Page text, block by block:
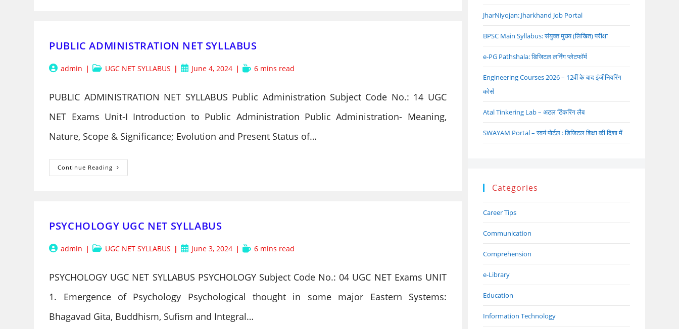
PUBLIC ADMINISTRATION NET SYLLABUS
Postadmin
PostUGC NET SYLLABUS
PostJune 4, 2024
Reading
6 mins read
PUBLIC ADMINISTRATION NET SYLLABUS Public Administration Subject Code No.: 14 UGC
NET Exams Unit-I Introduction to Public Administration Public Administration- Meaning,
Nature, Scope & Significance; Evolution and Present Status of…
Continue Reading PUBLIC
ADMINISTRATION
PSYCHOLOGY UGC NET SYLLABUS
Postadmin
PostUGC NET SYLLABUS
PostJune 3, 2024
Reading
6 mins read
PSYCHOLOGY UGC NET SYLLABUS PSYCHOLOGY Subject Code No.: 04 UGC NET Exams UNIT
1. Emergence of Psychology Psychological thought in some major Eastern Systems:
Bhagavad Gita, Buddhism, Sufism and Integral…
JharNiyojan: Jharkhand Job Portal
BPSC Main Syllabus: संयुक्त मुख्य (लिखित) परीक्षा
e-PG Pathshala: डिजिटल लर्निंग प्लेटफॉर्म
Engineering Courses 2026 – 12वीं के बाद इंजीनियरिंग
कोर्स
Atal Tinkering Lab – अटल टिंकरिंग लैब
SWAYAM Portal – स्वयं पोर्टल : डिजिटल शिक्षा की दिशा में
Categories
Career Tips
Communication
Comprehension
e-Library
Education
Information Technology